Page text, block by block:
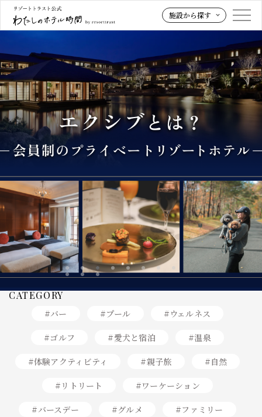
施設から探す
CATEGORY
#バー #プール #ウェルネス
#ゴルフ #愛犬と宿泊 #温泉
#体験アクティビティ #親子旅 #自然
#リトリート #ワーケーション
#バースデー #グルメ #ファミリー